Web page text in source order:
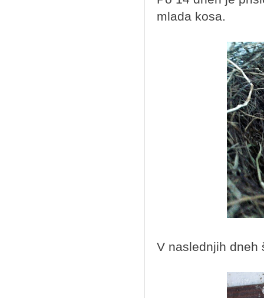
mlada kosa.
V naslednjih dneh